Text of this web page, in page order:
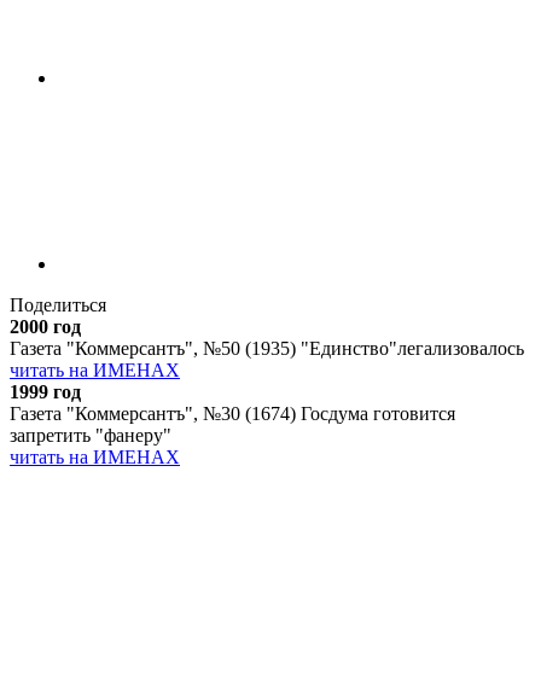
Поделиться
2000 год
Газета "Коммерсантъ", №50 (1935) "Единство"легализовалось
читать на ИМЕНАХ
1999 год
Газета "Коммерсантъ", №30 (1674) Госдума готовится
запретить "фанеру"
читать на ИМЕНАХ